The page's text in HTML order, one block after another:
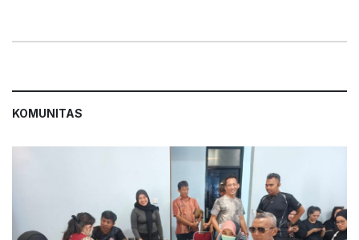
KOMUNITAS